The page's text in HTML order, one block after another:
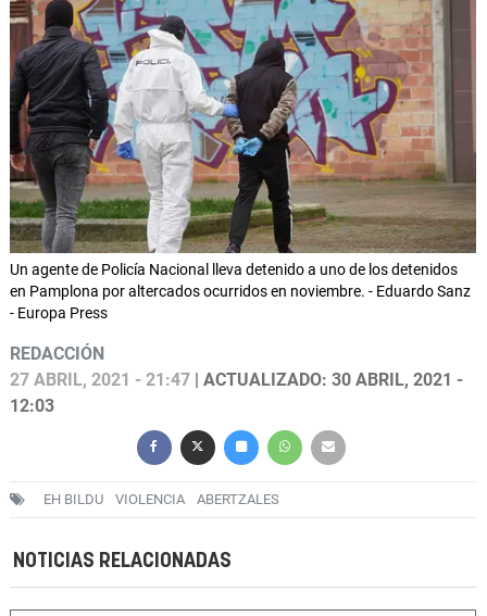
Un agente de Policía Nacional lleva detenido a uno de los detenidos
en Pamplona por altercados ocurridos en noviembre. - Eduardo Sanz
- Europa Press
REDACCIÓN
27 ABRIL, 2021 - 21:47 | ACTUALIZADO: 30 ABRIL, 2021 -
12:03
EH BILDU VIOLENCIA ABERTZALES
NOTICIAS RELACIONADAS